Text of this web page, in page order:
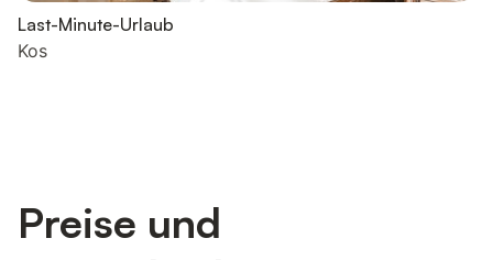
Last-Minute-Urlaub
Kos
Preise und